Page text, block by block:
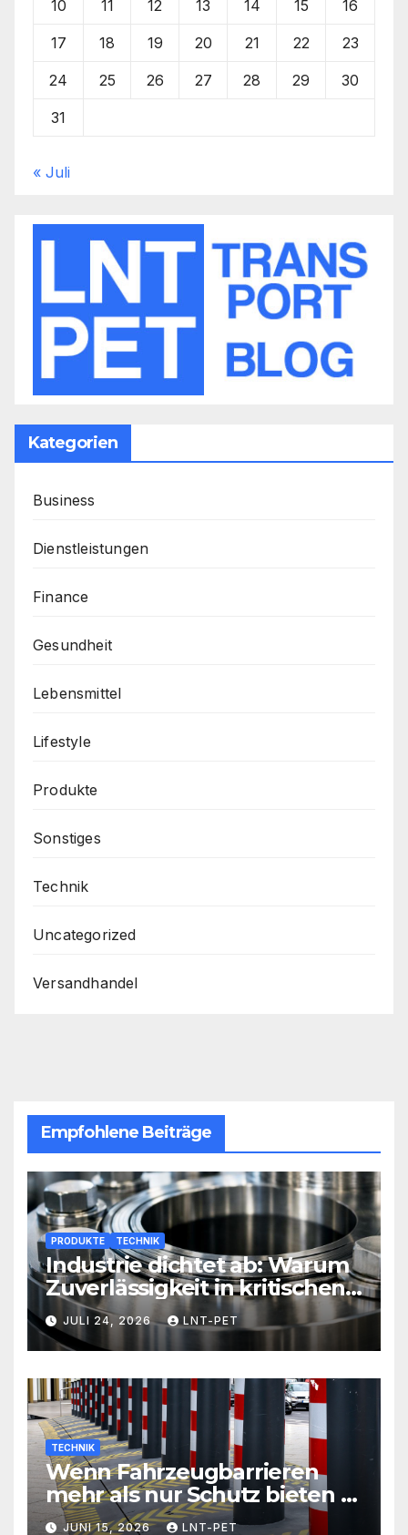
10 11 12 13 14 15 16
17 18 19 20 21 22 23
24 25 26 27 28 29 30
31
« Juli
Kategorien
Business
Dienstleistungen
Finance
Gesundheit
Lebensmittel
Lifestyle
Produkte
Sonstiges
Technik
Uncategorized
Versandhandel
Empfohlene Beiträge
PRODUKTE TECHNIK
Industrie dichtet ab: Warum
Zuverlässigkeit in kritischen
Prozessen alles entscheidet
JULI 24, 2026 LNT-PET
TECHNIK
Wenn Fahrzeugbarrieren
mehr als nur Schutz bieten –
Sicherheit neu definiert
JUNI 15, 2026 LNT-PET